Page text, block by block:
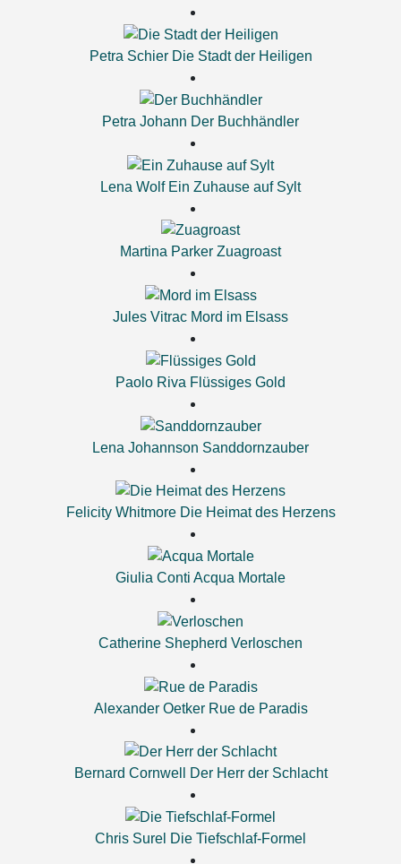
Petra Schier Die Stadt der Heiligen
Petra Johann Der Buchhändler
Lena Wolf Ein Zuhause auf Sylt
Martina Parker Zuagroast
Jules Vitrac Mord im Elsass
Paolo Riva Flüssiges Gold
Lena Johannson Sanddornzauber
Felicity Whitmore Die Heimat des Herzens
Giulia Conti Acqua Mortale
Catherine Shepherd Verloschen
Alexander Oetker Rue de Paradis
Bernard Cornwell Der Herr der Schlacht
Chris Surel Die Tiefschlaf-Formel